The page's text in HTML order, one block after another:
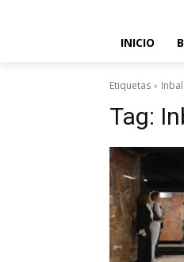
INICIO
Etiquetas Inbal
Tag: